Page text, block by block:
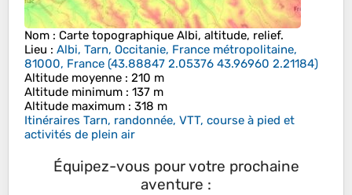
Nom : Carte topographique Albi, altitude, relief.
Lieu : Albi, Tarn, Occitanie, France métropolitaine,
81000, France (43.88847 2.05376 43.96960 2.21184)
Altitude moyenne : 210 m
Altitude minimum : 137 m
Altitude maximum : 318 m
Itinéraires Tarn, randonnée, VTT, course à pied et
activités de plein air
Équipez-vous pour votre prochaine
aventure :